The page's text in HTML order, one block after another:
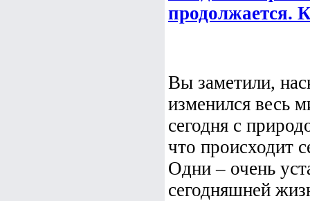
продолжается.
Вы заметили,
изменился весь
сегодня с
что происходит
Одни – очень
сегодняшней